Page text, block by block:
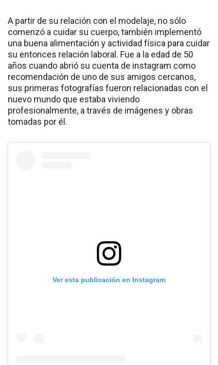
A partir de su relación con el modelaje, no sólo
comenzó a cuidar su cuerpo, también implementó
una buena alimentación y actividad física para cuidar
su entonces relación laboral. Fue a la edad de 50
años cuando abrió su cuenta de instagram como
recomendación de uno de sus amigos cercanos,
sus primeras fotografías fueron relacionadas con el
nuevo mundo que estaba viviendo
profesionalmente, a través de imágenes y obras
tomadas por él.
Ver esta publicación en Instagram